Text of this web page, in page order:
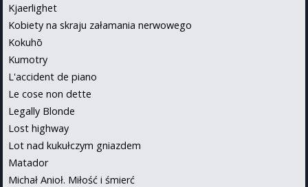
Kjaerlighet
Kobiety na skraju załamania nerwowego
Kokuhō
Kumotry
L'accident de piano
Le cose non dette
Legally Blonde
Lost highway
Lot nad kukułczym gniazdem
Matador
Michał Anioł. Miłość i śmierć